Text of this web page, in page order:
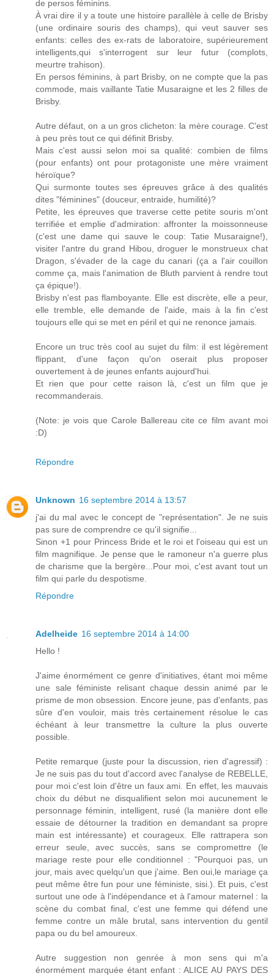
de persos féminins.
À vrai dire il y a toute une histoire parallèle à celle de Brisby
(une ordinaire souris des champs), qui veut sauver ses
enfants: celles des ex-rats de laboratoire, supérieurement
intelligents,qui s'interrogent sur leur futur (complots,
meurtre trahison).
En persos féminins, à part Brisby, on ne compte que la pas
commode, mais vaillante Tatie Musaraigne et les 2 filles de
Brisby.
Autre défaut, on a un gros clicheton: la mère courage. C'est
à peu près tout ce qui définit Brisby.
Mais c'est aussi selon moi sa qualité: combien de films
(pour enfants) ont pour protagoniste une mère vraiment
héroïque?
Qui surmonte toutes ses épreuves grâce à des qualités
dites "féminines" (douceur, entraide, humilité)?
Petite, les épreuves que traverse cette petite souris m'ont
terrifiée et emplie d'admiration: affronter la moissonneuse
(c'est une dame qui sauve le coup: Tatie Musaraigne!),
visiter l'antre du grand Hibou, droguer le monstrueux chat
Dragon, s'évader de la cage du canari (ça a l'air couillon
comme ça, mais l'animation de Bluth parvient à rendre tout
ça épique!).
Brisby n'est pas flamboyante. Elle est discrète, elle a peur,
elle tremble, elle demande de l'aide, mais à la fin c'est
toujours elle qui se met en péril et qui ne renonce jamais.
Encore un truc très cool au sujet du film: il est légèrement
flippant, d'une façon qu'on oserait plus proposer
ouvertement à de jeunes enfants aujourd'hui.
Et rien que pour cette raison là, c'est un film que je
recommanderais.
(Note: je vois que Carole Ballereau cite ce film avant moi
:D)
Répondre
Unknown 16 septembre 2014 à 13:57
j'ai du mal avec le concept de "représentation". Je ne suis
pas sure de comprendre ce qu'il signifie...
Sinon +1 pour Princess Bride et le roi et l'oiseau qui est un
film magnifique. Je pense que le ramoneur n'a guerre plus
de charisme que la bergère...Pour moi, c'est avant tout un
film qui parle du despotisme.
Répondre
Adelheide 16 septembre 2014 à 14:00
Hello !
J'aime énormément ce genre d'initiatives, étant moi même
une sale féministe relisant chaque dessin animé par le
prisme de mon obsession. Encore jeune, pas d'enfants, pas
sûre d'en vouloir, mais très certainement résolue le cas
échéant à leur transmettre la culture la plus ouverte
possible.
Petite remarque (juste pour la discussion, rien d'agressif) :
Je ne suis pas du tout d'accord avec l'analyse de REBELLE,
pour moi c'est loin d'être un faux ami. En effet, les mauvais
choix du début ne disqualifient selon moi aucunement le
personnage féminin, intelligent, rusé (la manière dont elle
essaie de détourner la tradition en demandant sa propre
main est intéressante) et courageux. Elle rattrapera son
erreur seule, avec succès, sans se compromettre (le
mariage reste pour elle conditionnel : "Pourquoi pas, un
jour, mais avec quelqu'un que j'aime. Ben oui,le mariage ça
peut même être fun pour une féministe, sisi.). Et puis, c'est
surtout une ode à l'indépendance et à l'amour maternel : la
scène du combat final, c'est une femme qui défend une
femme contre un mâle brutal, sans intervention du gentil
papa ou du bel amoureux.
Autre suggestion non genrée à mon sens qui m'a
énormément marquée étant enfant : ALICE AU PAYS DES